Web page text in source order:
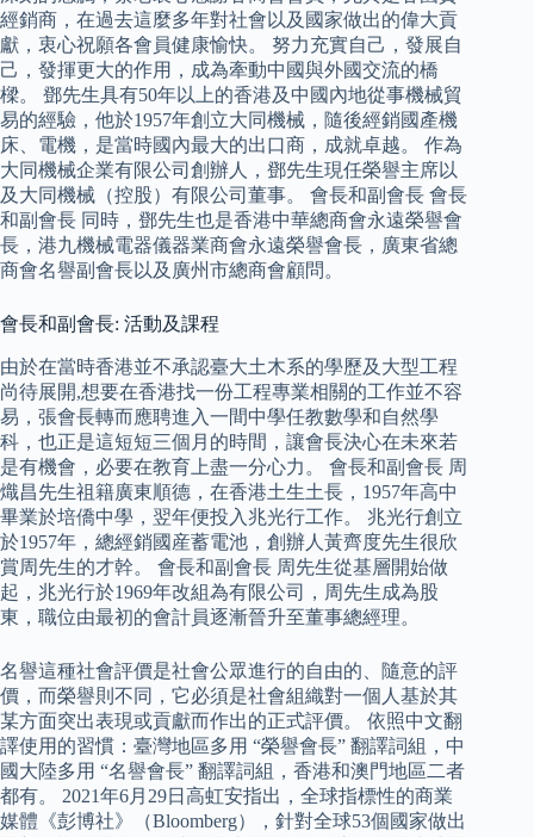
經銷商，在過去這麼多年對社會以及國家做出的偉大貢
獻，衷心祝願各會員健康愉快。 努力充實自己，發展自
己，發揮更大的作用，成為牽動中國與外國交流的橋
樑。 鄧先生具有50年以上的香港及中國內地從事機械貿
易的經驗，他於1957年創立大同機械，隨後經銷國產機
床、電機，是當時國內最大的出口商，成就卓越。 作為
大同機械企業有限公司創辦人，鄧先生現任榮譽主席以
及大同機械（控股）有限公司董事。 會長和副會長 會長
和副會長 同時，鄧先生也是香港中華總商會永遠榮譽會
長，港九機械電器儀器業商會永遠榮譽會長，廣東省總
商會名譽副會長以及廣州市總商會顧問。
會長和副會長: 活動及課程
由於在當時香港並不承認臺大土木系的學歷及大型工程
尚待展開,想要在香港找一份工程專業相關的工作並不容
易，張會長轉而應聘進入一間中學任教數學和自然學
科，也正是這短短三個月的時間，讓會長決心在未來若
是有機會，必要在教育上盡一分心力。 會長和副會長 周
熾昌先生祖籍廣東順德，在香港土生土長，1957年高中
畢業於培僑中學，翌年便投入兆光行工作。 兆光行創立
於1957年，總經銷國産蓄電池，創辦人黃齊度先生很欣
賞周先生的才幹。 會長和副會長 周先生從基層開始做
起，兆光行於1969年改組為有限公司，周先生成為股
東，職位由最初的會計員逐漸晉升至董事總經理。
名譽這種社會評價是社會公眾進行的自由的、隨意的評
價，而榮譽則不同，它必須是社會組織對一個人基於其
某方面突出表現或貢獻而作出的正式評價。 依照中文翻
譯使用的習慣：臺灣地區多用 “榮譽會長” 翻譯詞組，中
國大陸多用 “名譽會長” 翻譯詞組，香港和澳門地區二者
都有。 2021年6月29日高虹安指出，全球指標性的商業
媒體《彭博社》（Bloomberg），針對全球53個國家做出